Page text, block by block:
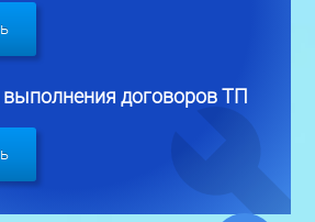
выполнения договоров ТП